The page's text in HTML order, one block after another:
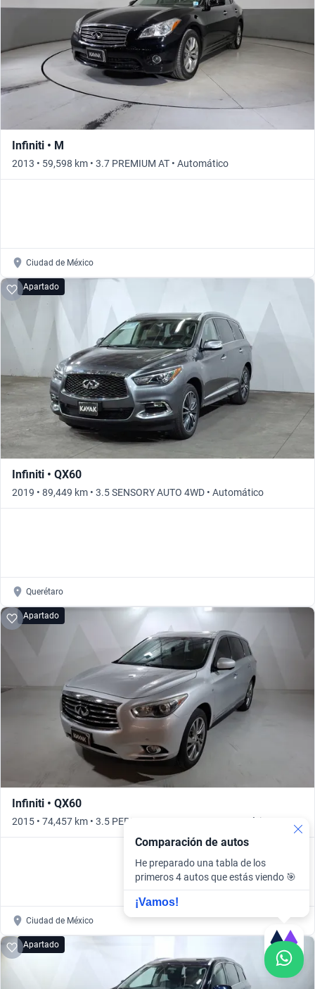
Infiniti • M
2013 • 59,598 km • 3.7 PREMIUM AT • Automático
Ciudad de México
Apartado
Infiniti • QX60
2019 • 89,449 km • 3.5 SENSORY AUTO 4WD • Automático
Querétaro
Apartado
Infiniti • QX60
2015 • 74,457 km • 3.5 PERFECTION CVT 4WD • Automático
Ciudad de México
Apartado
Comparación de autos
He preparado una tabla de los
primeros 4 autos que estás viendo 🎯
¡Vamos!